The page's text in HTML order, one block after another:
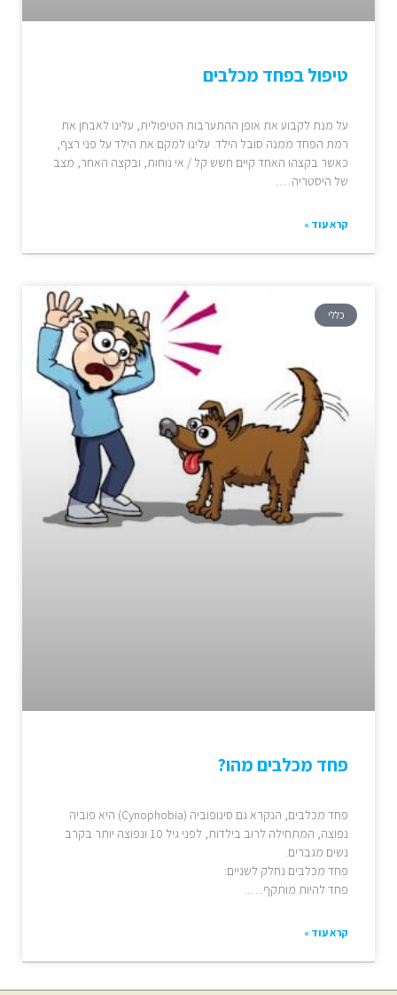
טיפול בפחד מכלבים
על מנת לקבוע את אופן ההתערבות הטיפולית, עלינו לאבחן את
רמת הפחד ממנה סובל הילד. עלינו למקם את הילד על פני רצף,
כאשר בקצהו האחד קיים חשש קל / אי נוחות, ובקצה האחר, מצב
של היסטריה….
קרא עוד »
כללי
פחד מכלבים מהו?
פחד מכלבים, הנקרא גם סינופוביה (Cynophobia) היא פוביה
נפוצה, המתחילה לרוב בילדות, לפני גיל 10 ונפוצה יותר בקרב
נשים מגברים.
פחד מכלבים נחלק לשניים:
פחד להיות מותקף…..
קרא עוד »